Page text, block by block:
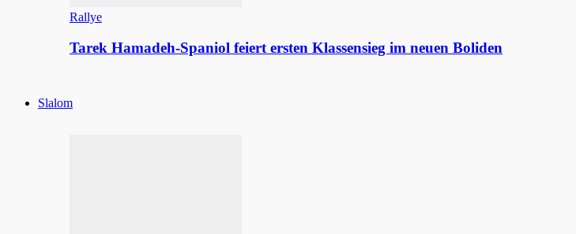
Rallye
Tarek Hamadeh-Spaniol feiert ersten Klassensieg im neuen Boliden
Slalom